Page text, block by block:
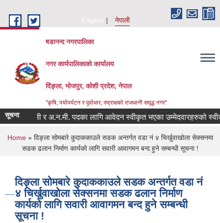
English
नेपाली
षडानन्द नगरपालिका
नगर कार्यपालिकाको कार्यालय
दिंङ्ला, भोजपुर, कोशी प्रदेश, नेपाल
"कृषि, पर्यापर्यटन र पूर्वाधार, रुद्राक्षको राजधानी समृद्ध नगर"
सूचनाफार्मेसी र अ.न.मी. पदका लागि आवेदन स्वीकृत भएका उम्मेदवारहरुको
You are here
Home» दिङ्ला सोमबारे कुदाककाउले सडक अन्तर्गत वडा नं ४ चिर्खुवाखोला सेक्सनमा
सडक ढलान निर्माण कार्यको लागि सवारी आवागमन बन्द हुने सम्बन्धी सूचना !
दिङ्ला सोमबारे कुदाककाउले सडक अन्तर्गत वडा नं
४ चिर्खुवाखोला सेक्सनमा सडक ढलान निर्माण
कार्यको लागि सवारी आवागमन बन्द हुने सम्बन्धी
सूचना !